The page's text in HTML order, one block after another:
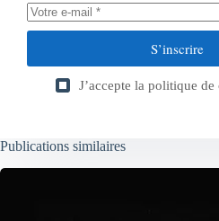
S’inscrire
J’accepte la politique de
Publications similaires